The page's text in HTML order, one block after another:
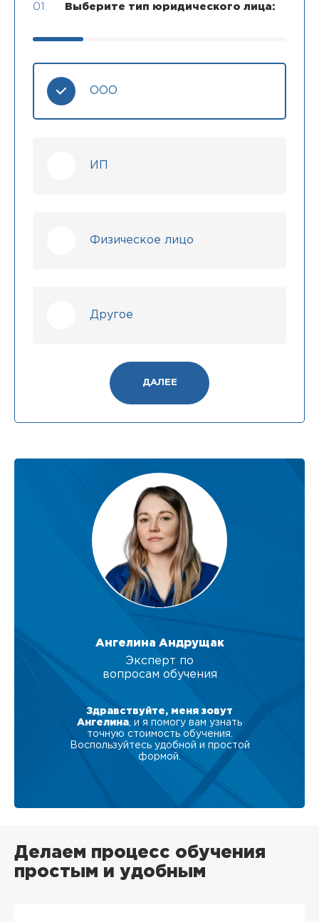
01. Выберите тип юридического лица:
ООО
ИП
Физическое лицо
Другое
ДАЛЕЕ
Ангелина Андрущак
Эксперт по
вопросам обучения
Здравствуйте, меня зовут
Ангелина , и я помогу вам узнать
точную стоимость обучения.
Воспользуйтесь удобной и простой
формой.
Делаем процесс обучения
простым и удобным